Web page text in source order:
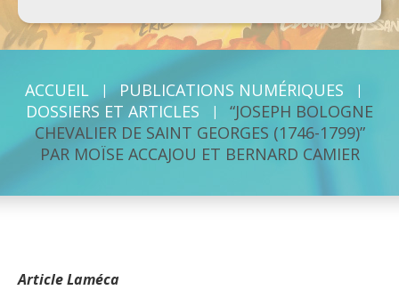
ACCUEIL
PUBLICATIONS NUMÉRIQUES
DOSSIERS ET ARTICLES
“JOSEPH BOLOGNE
CHEVALIER DE SAINT GEORGES (1746-1799)”
PAR MOÏSE ACCAJOU ET BERNARD CAMIER
Article Laméca